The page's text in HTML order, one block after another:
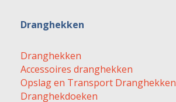
Dranghekken
Dranghekken
Accessoires dranghekken
Opslag en Transport Dranghekken
Dranghekdoeken